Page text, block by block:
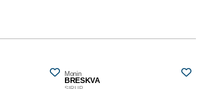
Monin
BRESKVA